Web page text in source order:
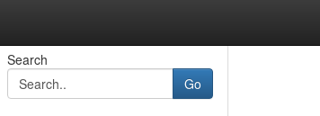
Search
Go